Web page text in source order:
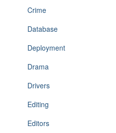
Crime
Database
Deployment
Drama
Drivers
Editing
Editors